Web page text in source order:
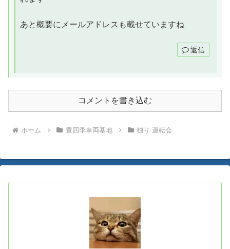
あと概要にメールアドレスも載せていますね
返信
コメントを書き込む
ホーム 豊四季車両基地 独り 運転会